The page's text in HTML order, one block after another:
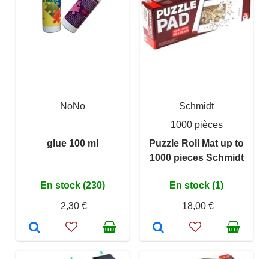
NoNo
glue 100 ml
En stock (230)
2,30 €
Schmidt
1000 pièces
Puzzle Roll Mat up to
1000 pieces Schmidt
En stock (1)
18,00 €